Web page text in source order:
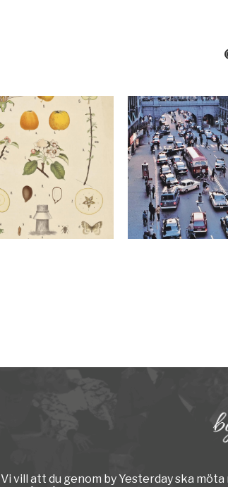
Vi vill att du genom by Yesterday ska